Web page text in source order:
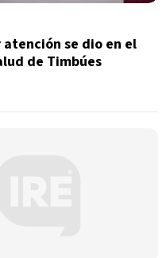
se dio en el
de Timbúes